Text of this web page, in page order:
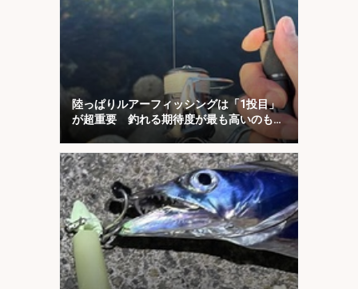
陸っぱりルアーフィッシングは「1投目」
が超重要 釣れる期待度が最も高いのも
「1投目」！